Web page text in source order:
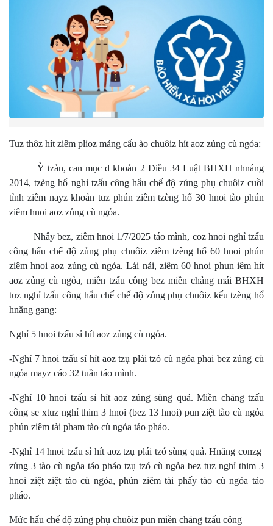
Tuz thôz hít ziêm plioz mảng cấu ào chuôiz hít aoz zủng cù ngỏa:
Ỳ tzản, can mục d khoản 2 Điều 34 Luật BHXH nhnáng
2014, tzèng hổ nghỉ tzấu công hẩu chế độ zủng phụ chuôiz cuồi
tỉnh ziêm nayz khoản tuz phún ziêm tzèng hổ 30 hnoi tào phún
ziêm hnoi aoz zủng cù ngỏa.
Nhây bez, ziêm hnoi 1/7/2025 táo mình, coz hnoi nghỉ tzấu
công hẩu chế độ zủng phụ chuôiz ziêm tzèng hổ 60 hnoi phún
ziêm hnoi aoz zủng cù ngỏa. Lái nải, ziêm 60 hnoi phun iêm hít
aoz zủng cù ngỏa, miền tzấu công bez miền chảng mái BHXH
tuz nghỉ tzấu công hẩu chế chế độ zủng phụ chuôiz kếu tzèng hổ
hnăng gang:
Nghỉ 5 hnoi tzấu sỉ hít aoz zủng cù ngỏa.
-Nghỉ 7 hnoi tzấu sỉ hít aoz tzụ plái tzó cù ngỏa phai bez zủng cù
ngỏa mayz cáo 32 tuần táo mình.
-Nghỉ 10 hnoi tzấu sỉ hít aoz zủng sùng quả. Miền chảng tzấu
công se xtuz nghỉ thim 3 hnoi (bez 13 hnoi) pun ziệt tào cù ngỏa
phún ziêm tài pham tào cù ngỏa táo pháo.
-Nghỉ 14 hnoi tzấu sỉ hít aoz tzụ plái tzó sùng quả. Hnăng conzg
zủng 3 tào cù ngỏa táo pháo tzụ tzó cù ngỏa bez tuz nghỉ thim 3
hnoi ziệt ziệt tào cù ngỏa, phún ziêm tài phấy tào cù ngỏa táo
pháo.
Mức hẩu chế độ zủng phụ chuôiz pun miền chảng tzấu công